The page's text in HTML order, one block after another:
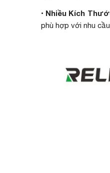
• Nhiều Kích
phù hợp với nhu